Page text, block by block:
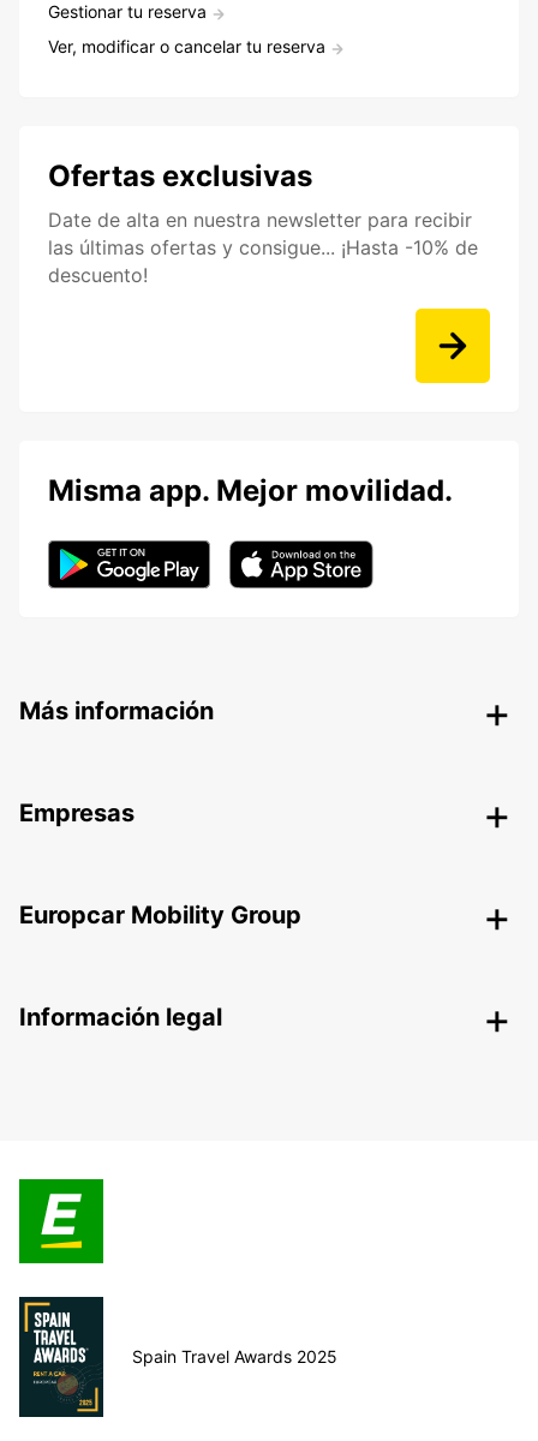
Gestionar tu reserva
Ver, modificar o cancelar tu reserva
Ofertas exclusivas
Date de alta en nuestra newsletter para recibir
las últimas ofertas y consigue... ¡Hasta -10% de
descuento!
Misma app. Mejor movilidad.
Más información
Empresas
Europcar Mobility Group
Información legal
Spain Travel Awards 2025